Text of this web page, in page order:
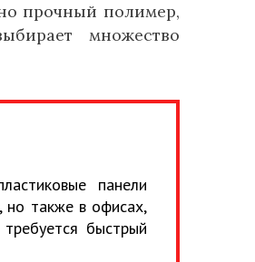
прочный полимер,
множество
панели
но также в офисах,
быстрый